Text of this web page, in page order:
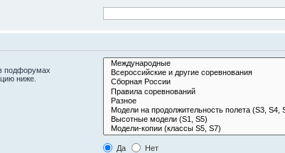
подфорумах
ниже.
Да
Нет